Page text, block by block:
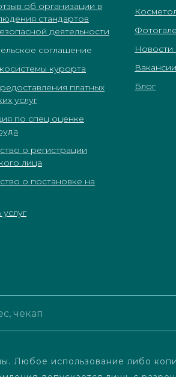
об организации в
стандартов
деятельности
соглашение
курорта
платных
услуг
по спец оценке
о регистрации
лица
о постановке на
Новости
Вакансии
Блог
Любое использование либо